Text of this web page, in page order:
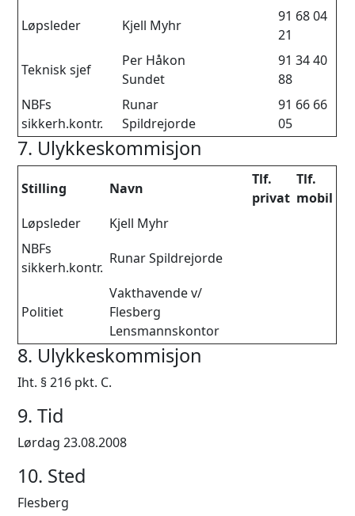
Løpsleder
Kjell Myhr
91 68 04
21
Teknisk sjef
Per Håkon
Sundet
91 34 40
88
NBFs
sikkerh.kontr.
Runar
Spildrejorde
91 66 66
05
7. Ulykkeskommisjon
Stilling Navn
Tlf.
privat
Tlf.
mobil
Løpsleder
Kjell Myhr
NBFs
sikkerh.kontr.
Runar Spildrejorde
Politiet
Vakthavende v/
Flesberg
Lensmannskontor
8. Ulykkeskommisjon
Iht. § 216 pkt. C.
9. Tid
Lørdag 23.08.2008
10. Sted
Flesberg